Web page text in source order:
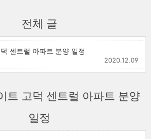
전체 글
센트럴 아파트 분양 일정
2020.12.09
트 고덕 센트럴 아파트 분양
일정